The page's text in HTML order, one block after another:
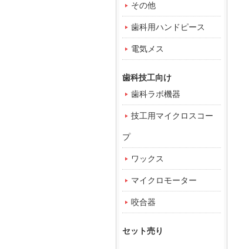
その他
歯科用ハンドピース
電気メス
歯科技工向け
歯科ラボ機器
技工用マイクロスコー
プ
ワックス
マイクロモーター
咬合器
セット売り